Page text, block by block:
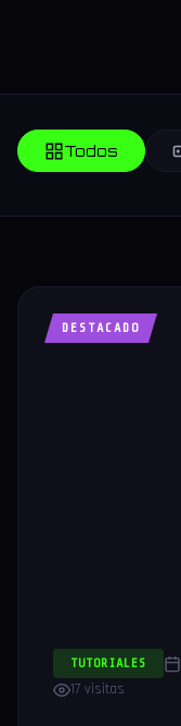
Todos
DESTACADO
TUTORIALES
17 visitas